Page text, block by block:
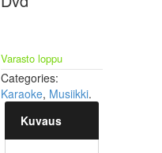
Varasto loppu
Categories:
Karaoke, Musiikki.
Kuvaus